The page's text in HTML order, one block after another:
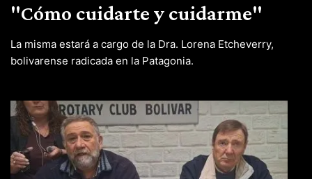
"Cómo cuidarte y cuidarme"
La misma estará a cargo de la Dra. Lorena Etcheverry,
bolivarense radicada en la Patagonia.